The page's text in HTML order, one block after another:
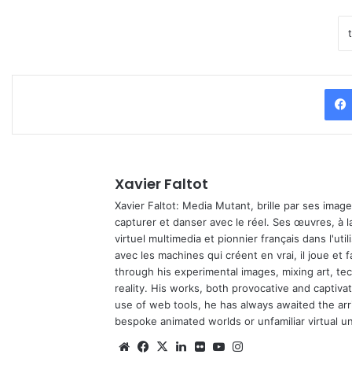
Xavier Faltot
Xavier Faltot: Media Mutant, brille par ses
capturer et danser avec le réel. Ses œuvres, à
virtuel multimedia et pionnier français dans
avec les machines qui créent en vrai, il joue et
through his experimental images, mixing art,
reality. His works, both provocative and
use of web tools, he has always awaited the
bespoke animated worlds or unfamiliar virtual
WebsiteFacebook
X Linkedin
FlickrYouTube